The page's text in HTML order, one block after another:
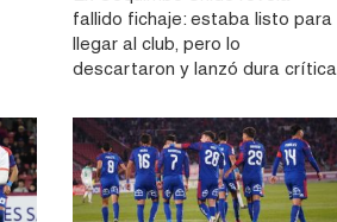
fallido fichaje: estaba listo para
llegar al club, pero lo
descartaron y lanzó dura crítica